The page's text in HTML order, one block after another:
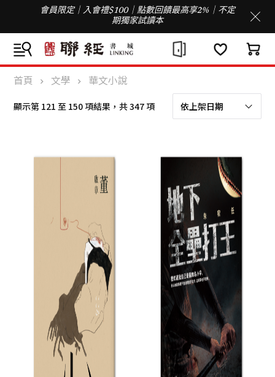
會員限定｜入會禮$100｜點數回饋最高享2%｜不定
期獨家試讀本
首頁 文學 華文小說
顯示第 121 至 150 項結果，共 347 項依
最
序